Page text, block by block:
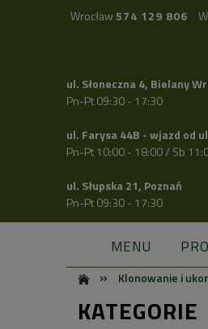
Wrocław 574 129 806
ul. Słoneczna 4, Bielany
Pn-Pt 09:30 - 17:30
ul. Farysa 44B - wjazd od
Pn-Pt 10:00 - 18:00 / Sb
ul. Słupska 21, Poznań
Pn-Pt 09:30 - 17:30
MENU
» Klonowanie i
KATEGORIE